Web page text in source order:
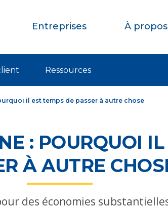
Entreprises À
Ressources
il est temps de passer à autre chose
: POURQUOI
À AUTRE
des économies